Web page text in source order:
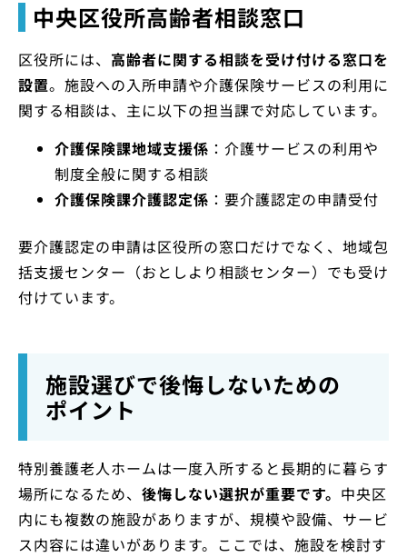
中央区役所高齢者相談窓口
区役所には、 高齢者に関する相談を受け付ける窓口を
設置。施設への入所申請や介護保険サービスの利用に
関する相談は、主に以下の担当課で対応しています。
介護保険課地域支援係 ：介護サービスの利用や
制度全般に関する相談
介護保険課介護認定係 ：要介護認定の申請受付
要介護認定の申請は区役所の窓口だけでなく、地域包
括支援センター（おとしより相談センター）でも受け
付けています。
施設選びで後悔しないための
ポイント
特別養護老人ホームは一度入所すると長期的に暮らす
場所になるため、 後悔しない選択が重要です。 中央区
内にも複数の施設がありますが、規模や設備、サービ
ス内容には違いがあります。ここでは、施設を検討す